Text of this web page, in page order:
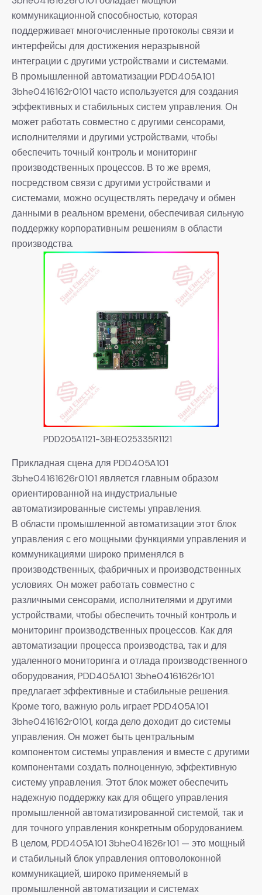
коммуникационной способностью, которая
поддерживает многочисленные протоколы связи и
интерфейсы для достижения неразрывной
интеграции с другими устройствами и системами.
В промышленной автоматизации PDD405A101
3bhe0416162r0101 часто используется для создания
эффективных и стабильных систем управления. Он
может работать совместно с другими сенсорами,
исполнителями и другими устройствами, чтобы
обеспечить точный контроль и мониторинг
производственных процессов. В то же время,
посредством связи с другими устройствами и
системами, можно осуществлять передачу и обмен
данными в реальном времени, обеспечивая сильную
поддержку корпоративным решениям в области
производства.
PDD205A1121-3BHE025335R1121
Прикладная сцена для PDD405A101
3bhe04161626r0101 является главным образом
ориентированной на индустриальные
автоматизированные системы управления.
В области промышленной автоматизации этот блок
управления с его мощными функциями управления и
коммуникациями широко применялся в
производственных, фабричных и производственных
условиях. Он может работать совместно с
различными сенсорами, исполнителями и другими
устройствами, чтобы обеспечить точный контроль и
мониторинг производственных процессов. Как для
автоматизации процесса производства, так и для
удаленного мониторинга и отлада производственного
оборудования, PDD405A101 3bhe04161626r101
предлагает эффективные и стабильные решения.
Кроме того, важную роль играет PDD405A101
3bhe0416162r0101, когда дело доходит до системы
управления. Он может быть центральным
компонентом системы управления и вместе с другими
компонентами создать полноценную, эффективную
систему управления. Этот блок может обеспечить
надежную поддержку как для общего управления
промышленной автоматизированной системой, так и
для точного управления конкретным оборудованием.
В целом, PDD405A101 3bhe041626r101 — это мощный
и стабильный блок управления оптоволоконной
коммуникацией, широко применяемый в
промышленной автоматизации и системах